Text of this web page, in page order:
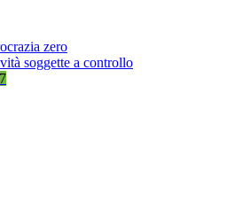
zero
soggette a controllo
7